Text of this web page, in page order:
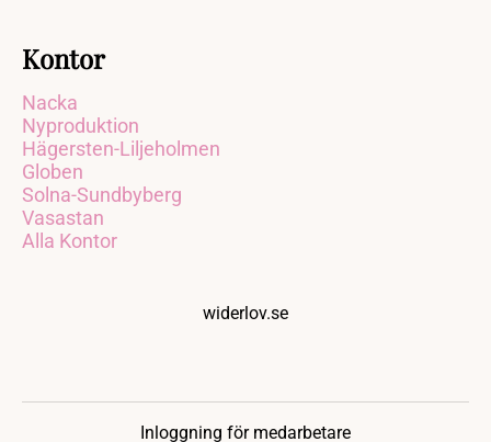
Kontor
Nacka
Nyproduktion
Hägersten-Liljeholmen
Globen
Solna-Sundbyberg
Vasastan
Alla Kontor
widerlov.se
Inloggning för medarbetare